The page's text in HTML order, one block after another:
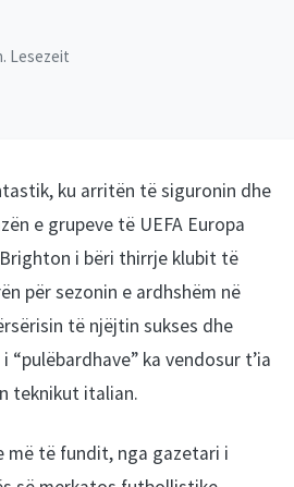
Lesezeit
ku arritën të siguronin dhe
e grupeve të UEFA Europa
i bëri thirrje klubit të
për sezonin e ardhshëm në
të njëjtin sukses dhe
“pulëbardhave” ka vendosur t’ia
teknikut italian.
më të fundit, nga gazetari i